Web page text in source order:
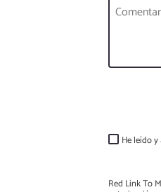
He leído
Red Link To